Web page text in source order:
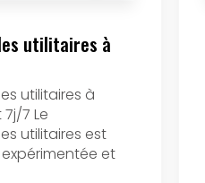
utilitaires à
utilitaires à
7 Le
utilitaires est
et